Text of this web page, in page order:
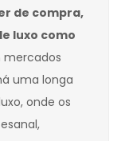
de compra,
luxo como
mercados
uma longa
onde os